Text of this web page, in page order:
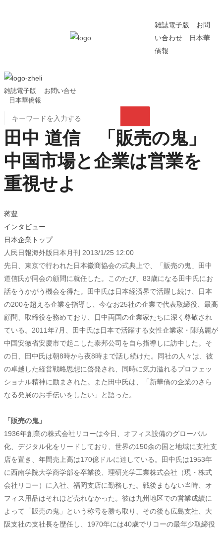
雑誌電子版
お問
い合わせ
日本華
僑報
雑誌電子版
お問い合せ
日本華僑報
田中 道信 「販売の鬼」
中国市場と企業は営業を
重視せよ
蒋豊
インタビュー
日本企業トップ
人民日報海外版日本月刊 2013/1/25 12:00
先日、東京で行われた日本徽商協会の式典上で、「販売の鬼」田中
道信氏が同会の顧問に就任した。このたび、83歳になる田中氏にお
話をうかがう機会を得た。田中氏は日本経済界で活躍し続け、日本
の200を超える企業を指導し、今なお25社の企業で代表取締役、最高
顧問、取締役を務めており、日中両国の企業家たちに深く尊敬され
ている。2011年7月、田中氏は日本で活躍する女性企業家・陳暁麗が
中国安徽省安慶市で起こした泰邦公司を自ら指導しに訪中した。そ
の日、田中氏は朝8時から夜8時まで話し続けた。同社の人々は、彼
の卓越した経営戦略思想に啓発され、同時に気力溢れるプロフェッ
ショナル精神に励まされた。また田中氏は、「新華僑の企業のさら
なる発展のお手伝いをしたい」と語った。
「販売の鬼」
1936年創業の株式会社リコーは今日、オフィス設備のグローバル
化、デジタル化をリードしており、世界の150余の国と地域に支社支
店を置き、年間売上高は170億ドルに達している。田中氏は1953年
に西南学院大学商学部を卒業後、理研光学工業株式会社（現・株式
会社リコー）に入社、福岡支店に勤務した。戦後まもない当時、オ
フィス用品はそれほど売れなかった。彼は九州地区での営業成績に
よって「販売の鬼」という称号を勝ち取り、その後も広島支社、大
阪支社の支社長を歴任し、1970年には40歳でリコーの最年少取締役